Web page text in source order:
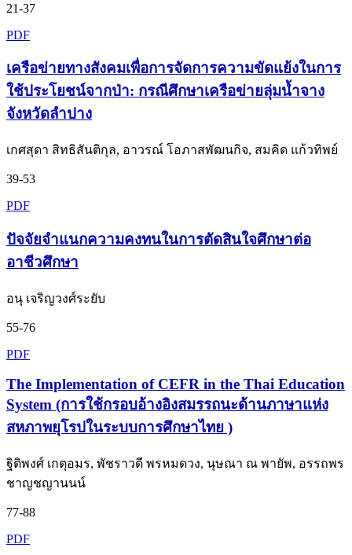
21-37
PDF
เครือข่ายทางสังคมเพื่อการจัดการความขัดแย้งในการ
ใช้ประโยชน์จากป่า: กรณีศึกษาเครือข่ายลุ่มน้ำจาง
จังหวัดลำปาง
เกศสุดา สิทธิสันติกุล, อาวรณ์ โอภาสพัฒนกิจ, สมคิด แก้วทิพย์
39-53
PDF
ปัจจัยจำแนกความคงทนในการตัดสินใจศึกษาต่อ
อาชีวศึกษา
อนุ เจริญวงศ์ระยับ
55-76
PDF
The Implementation of CEFR in the Thai Education
System (การใช้กรอบอ้างอิงสมรรถนะด้านภาษาแห่ง
สหภาพยุโรปในระบบการศึกษาไทย )
ฐิติพงศ์ เกตุอมร, พัชราวดี พรหมดวง, นุษณา ณ พายัพ, อรรถพร
ชาญชญานนน์
77-88
PDF